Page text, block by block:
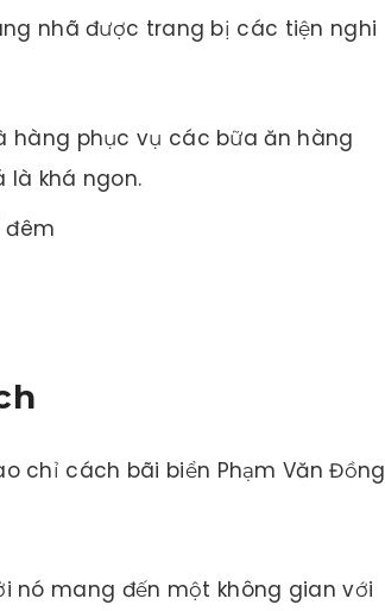
nhã được trang bị các tiện nghi
hàng phục vụ các bữa ăn hàng
là khá ngon.
đêm
chỉ cách bãi biển Phạm Văn Đồng
nó mang đến một không gian với